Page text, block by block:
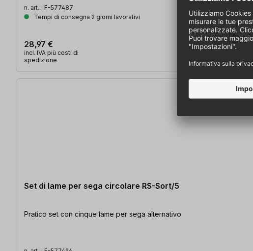
n. art.: F-577487
Tempi di consegna 2 giorni lavorativi
28,97 €
incl. IVA più costi di
spedizione
Set di lame per sega circolare RS-Sort/5
Pratico set con cinque lame per sega alternativo